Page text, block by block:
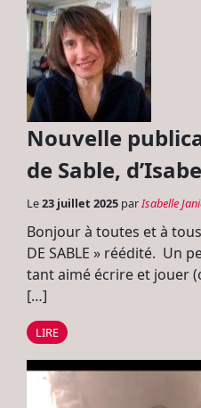
Nouvelle
de Sable,
Le23 juillet 2025 parIsabelle
Bonjour à toutes et à
DE SABLE » réédité. Un
tant aimé écrire et jouer
[…]
LIRE